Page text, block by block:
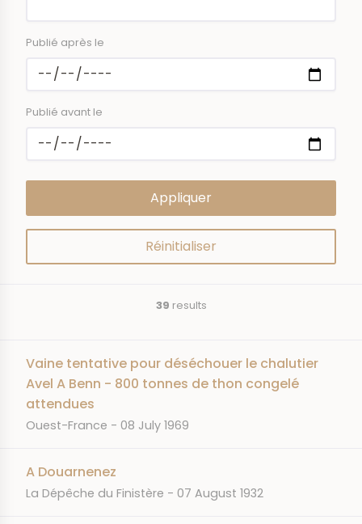
Publié après le
Publié avant le
39 results
Vaine tentative pour déséchouer le chalutier
Avel A Benn - 800 tonnes de thon congelé
attendues
JOURNAL
Ouest-France DATE
08 July 1969
A Douarnenez
JOURNAL
La Dépêche du Finistère DATE
07 August 1932